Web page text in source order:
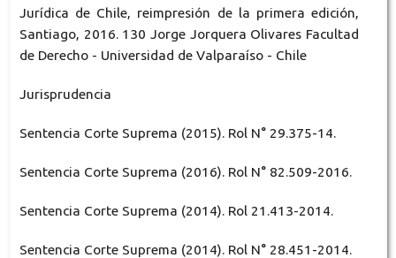
Jurídica de Chile, reimpresión de la primera edición,
Santiago, 2016. 130 Jorge Jorquera Olivares Facultad
de Derecho - Universidad de Valparaíso - Chile
Jurisprudencia
Sentencia Corte Suprema (2015). Rol N° 29.375-14.
Sentencia Corte Suprema (2016). Rol N° 82.509-2016.
Sentencia Corte Suprema (2014). Rol 21.413-2014.
Sentencia Corte Suprema (2014). Rol N° 28.451-2014.